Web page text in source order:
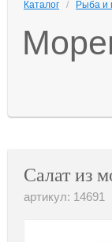
Каталог / Рыба и
Салат из
артикул: